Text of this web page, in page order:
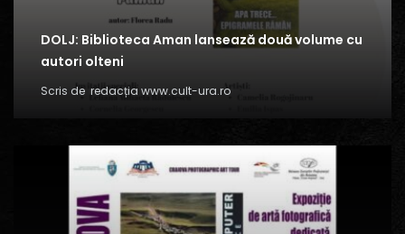
DOLJ: Biblioteca Aman lansează două volume cu
autori olteni
Scris de redacția www.cult-ura.ro